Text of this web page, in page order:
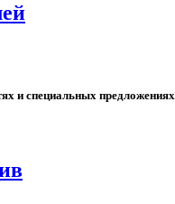
и специальных предложениях